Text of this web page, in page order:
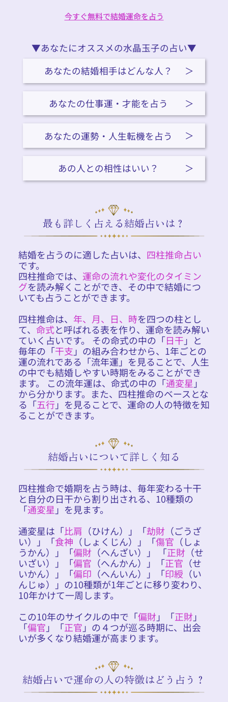
今すぐ無料で結婚運命を占う
今すぐ無料で結婚運命を占う
▼あなたにオススメの水晶玉子の占い▼
あなたの結婚相手はどんな人？
あなたの仕事運・才能を占う
あなたの運勢・人生転機を占う
あの人との相性はいい？
最も詳しく占える結婚占いは？
結婚を占うのに適した占いは、 四柱推命占い
です。
四柱推命では、 運命の流れや変化のタイミン
グを読み解くことができ、その中で結婚につ
いても占うことができます。
四柱推命は、 年、月、日、時を四つの柱とし
て、 命式と呼ばれる表を作り、運命を読み解い
ていく占いです。 その命式の中の「日干 」と
毎年の「干支 」の組み合わせから、1年ごとの
運の流れである「流年運」を見ることで、人生
の中でも結婚しやすい時期をみることができ
ます。 この流年運は、命式の中の「通変星 」
から分かります。また、四柱推命のベースとな
る「五行 」を見ることで、運命の人の特徴を知
ることができます。
結婚占いについて詳しく知る
四柱推命で婚期を占う時は、毎年変わる十干
と自分の日干から割り出される、10種類の
「通変星 」を見ます。
通変星は「比肩 （ひけん）」「劫財（ごうざ
い）」「食神 （しょくじん）」「傷官 （しょ
うかん）」「偏財（へんざい）」 「正財（せ
いざい）」「偏官 （へんかん）」「正官 （せ
いかん）」「偏印 （へんいん）」「印綬 （い
んじゅ）」の10種類が1年ごとに移り変わり、
10年かけて一周します。
この10年のサイクルの中で「偏財」「正財」
「偏官 」「正官 」の４つが巡る時期に、出会
いが多くなり結婚運が高まります。
結婚占いで運命の人の特徴はどう占う？